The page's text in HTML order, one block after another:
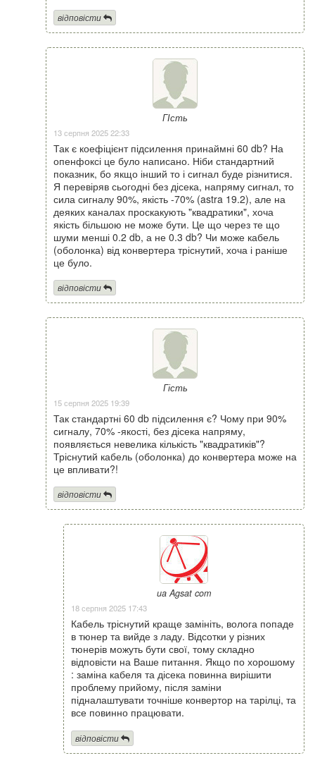
відповісти
ГІсть
13 серпня 2025 22:33
Так є коефіцієнт підсилення принаймні 60 db? На
опенфоксі це було написано. Ніби стандартний
показник, бо якщо інший то і сигнал буде різнитися.
Я перевіряв сьогодні без дісека, напряму сигнал, то
сила сигналу 90%, якість -70% (astra 19.2), але на
деяких каналах проскакують "квадратики", хоча
якість більшою не може бути. Це що через те що
шуми менші 0.2 db, а не 0.3 db? Чи може кабель
(оболонка) від конвертера тріснутий, хоча і раніше
це було.
відповісти
Гість
15 серпня 2025 19:39
Так стандартні 60 db підсилення є? Чому при 90%
сигналу, 70% -якості, без дісека напряму,
появляється невелика кількість "квадратиків"?
Тріснутий кабель (оболонка) до конвертера може на
це впливати?!
відповісти
ua Agsat com
18 серпня 2025 17:43
Кабель тріснутий краще замініть, волога попаде
в тюнер та вийде з ладу. Відсотки у різних
тюнерів можуть бути свої, тому складно
відповісти на Ваше питання. Якщо по хорошому
: заміна кабеля та дісека повинна вирішити
проблему прийому, після заміни
підналаштувати точніше конвертор на тарілці, та
все повинно працювати.
відповісти